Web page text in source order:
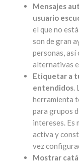
Mensajes
usuario
el que no
son de gran
personas,
alternativas
Etiquetar a
entendidos.
herramienta
para grupos
intereses. Es
activa y
vez
Mostrar